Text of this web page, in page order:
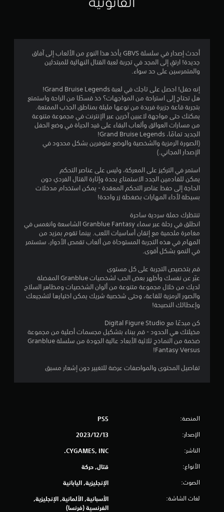
4
ج
و
ن
ن
ج
م
م
إ
ج
ا
0
أحدث إصدار في سلسلة GBVS يأخذ هذا النوع من الألعاب إلى آفاق
جديدة! ارتقِ إلى المجد في تجربة لعبة القتال النهائية للمبتدئين
والمتمرسين على حد سواء.
إنه حفل! احصل على تاجك في لعبة Grand Bruise Legends!
هل تحتاج إلى استراحة من المواجهات؟ خذ قسطًا من الراحة واستمتع
بتجربة قاعة جزيرة فريدة من نوعها مليئة بمناطق الجذب الممتعة.
يمكنك حتى مواجهة لاعبين آخرين عبر الإنترنت في مجموعة متنوعة
من مسارات العوائق وألعاب البقاء على قيد الحياة في وضع الحفل
الجديد تمامًا، Grand Bruise Legends!
(الصورة الرمزية والشخصية والوضع متوفرين بشكل محدود في
الإصدار المجاني.)
استمر في التركيز على المعركة، وليس على عناصر التحكم
يمكن للقادمين الجدد الاستمتاع بحدة وإثارة القتال الفردي دون
الحاجة إلى حفظ عناصر التحكم المعقدة - يمكن استخدام مدخلات
بسيطة لأداء المهارات بضغطة زر واحدة!
تنتظرك حملة سردية ساحرة
انطلق في رحلة عبر سماء Granblue Fantasy الشاسعة وانغمس في
مغامرة ملحمية مع إتقان أساسيات اللعب. بينما تقوم بمزيد من
المهام في هذه التجربة المستوحاة من ألعاب تقمص الأدوار، ستستمر
في النمو بشكل أقوى.
قم بتخصيص التجربة على كل مستوى
عبّر عن نفسك وأظهر بعض الحب لشخصيات Granblue المفضلة
لديك من خلال مجموعة متنوعة من ألوان الشخصيات ومظاهر السلاح
والصور الرمزية للقاعة، وحتى شخصية شريك يمكن اختيارها لتشجيعك
وإعطائك النصيحة!
كن مبدعًا مع Digital Figure Studio
مخيلتك هي الحدود - قم ببناء بتشكيل مجسمات أصلية من مجموعة
ضخمة من النماذج ثلاثية الأبعاد عالية الجودة من سلسلة Granblue
Fantasy Versus!
تفاصيل المحتوى والمواصفات عرضة للتغيير دون إشعار مسبق
المنصة: PS5
الإصدار: 13‏/12‏/2023
الناشر: CYGAMES, INC.
الأنواع: قتال, حركة
الصوت: الإنجليزية, اليابانية
لغات الشاشة:
الأسبانية, الألمانية, الإنجليزية,
الفرنسية (فرنسا)